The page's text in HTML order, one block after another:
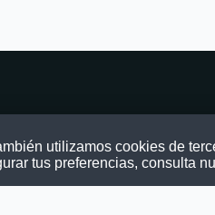
utilizamos cookies de
tus preferencias, consulta